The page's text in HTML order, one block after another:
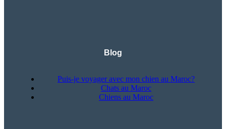
Blog
Puis-je voyager avec mon chien au Maroc?
Chats au Maroc
Chiens au Maroc